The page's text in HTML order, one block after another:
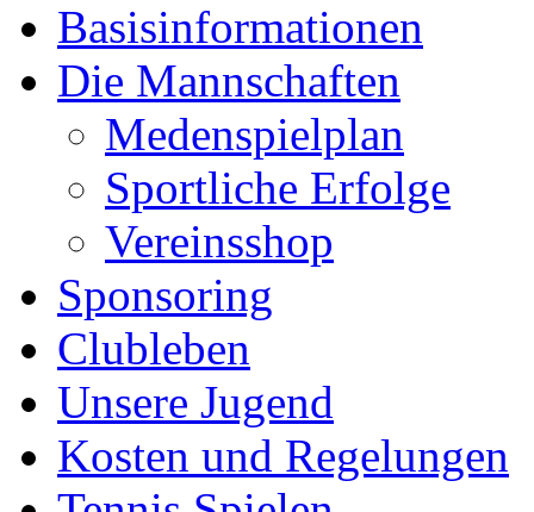
Basisinformationen
Die Mannschaften
Medenspielplan
Sportliche Erfolge
Vereinsshop
Sponsoring
Clubleben
Unsere Jugend
Kosten und Regelungen